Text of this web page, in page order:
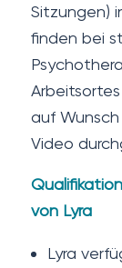
Sitzungen)
finden bei
auf
Video
von Lyra
Lyra